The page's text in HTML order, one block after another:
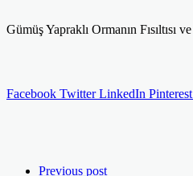
Gümüş Yapraklı Ormanın Fısıltısı
Facebook Twitter LinkedIn Pinterest
Previous post